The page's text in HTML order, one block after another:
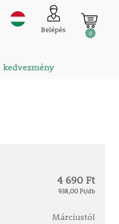
Belépés 0
kedvezmény
4 690 Ft
938,00 Ft/db
Márciustól